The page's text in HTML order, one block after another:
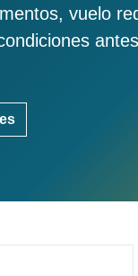
vuelo